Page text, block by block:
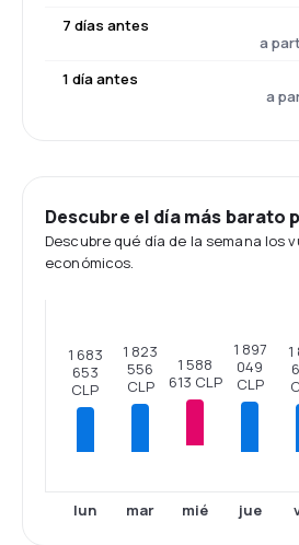
7 días antes
a
1 día antes
a
Descubre el día más barato
Descubre qué día de la semana los
económicos.
1 683
653
CLP
lun
1 823
556
CLP
mar
1 588
613 CLP
mié
1 897
049
CLP
jue
1